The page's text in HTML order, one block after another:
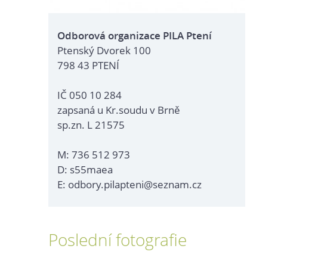
Odborová organizace PILA Ptení
Ptenský Dvorek 100
798 43 PTENÍ
IČ 050 10 284
zapsaná u Kr.soudu v Brně
sp.zn. L 21575
M: 736 512 973
D: s55maea
E: odbory.pilapteni@seznam.cz
Poslední fotografie